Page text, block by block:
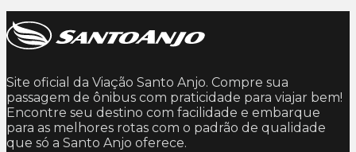
Site oficial da Viação Santo Anjo. Compre sua
passagem de ônibus com praticidade para viajar bem!
Encontre seu destino com facilidade e embarque
para as melhores rotas com o padrão de qualidade
que só a Santo Anjo oferece.